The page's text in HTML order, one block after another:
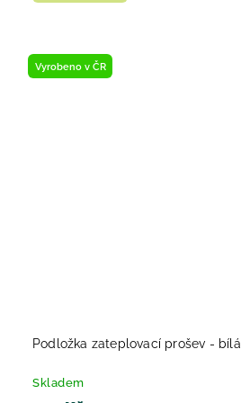
Vyrobeno v ČR
Podložka zateplovací prošev - bílá
Skladem